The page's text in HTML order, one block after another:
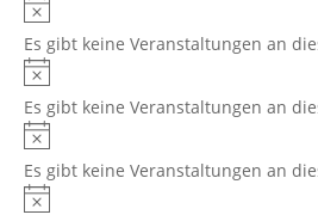
Es gibt keine Veranstaltungen an
Es gibt keine Veranstaltungen an
Es gibt keine Veranstaltungen an